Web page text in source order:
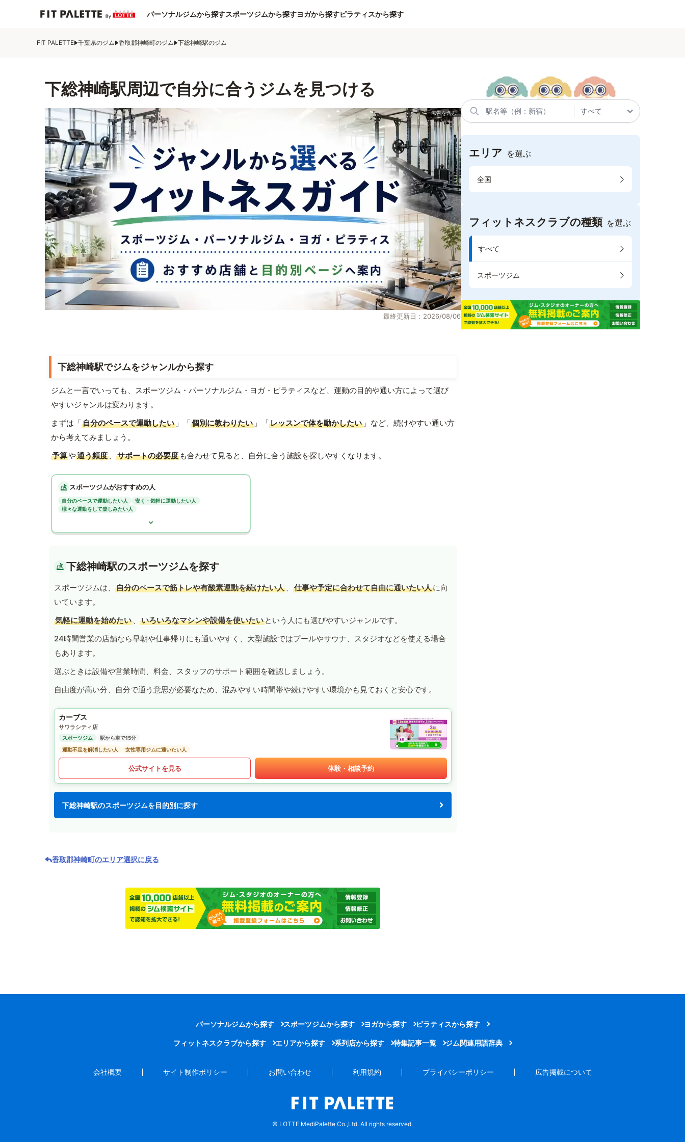
パーソナルジムから探すスポーツジムから探すヨガから探すピラティスから探す
FIT PALETTE 千葉県のジム 香取郡神崎町のジム 下総神崎駅のジム
下総神崎駅周辺で自分に合うジムを見つける
最終更新日：2026/08/06
下総神崎駅でジムをジャンルから探す
ジムと一言でいっても、スポーツジム・パーソナルジム・ヨガ・ピラティスなど、運動の目的や通い方によって選び
やすいジャンルは変わります。
まずは「自分のペースで運動したい 」「個別に教わりたい 」「レッスンで体を動かしたい 」など、続けやすい通い方
から考えてみましょう。
予算や通う頻度 、 サポートの必要度 も合わせて見ると、自分に合う施設を探しやすくなります。
スポーツジムがおすすめの人
自分のペースで運動したい人
安く・気軽に運動したい人
様々な運動をして楽しみたい人
下総神崎駅のスポーツジムを探す
スポーツジムは、 自分のペースで筋トレや有酸素運動を続けたい人 、 仕事や予定に合わせて自由に通いたい人に向
いています。
気軽に運動を始めたい 、 いろいろなマシンや設備を使いたい という人にも選びやすいジャンルです。
24時間営業の店舗なら早朝や仕事帰りにも通いやすく、大型施設ではプールやサウナ、スタジオなどを使える場合
もあります。
選ぶときは設備や営業時間、料金、スタッフのサポート範囲を確認しましょう。
自由度が高い分、自分で通う意思が必要なため、混みやすい時間帯や続けやすい環境かも見ておくと安心です。
カーブス
サワラシティ店
スポーツジム
駅から車で15分
運動不足を解消したい人
女性専用ジムに通いたい人
公式サイトを見る 体験・相談予約
下総神崎駅のスポーツジムを目的別に探す
香取郡神崎町のエリア選択に戻る
エリア を選ぶ
全国
フィットネスクラブの種類 を選ぶ
すべて
スポーツジム
パーソナルジムから探す スポーツジムから探す ヨガから探す ピラティスから探す
フィットネスクラブから探す エリアから探す 系列店から探す 特集記事一覧 ジム関連用語辞典
会社概要 サイト制作ポリシー お問い合わせ 利用規約 プライバシーポリシー 広告掲載について
© LOTTE MediPalette Co.,Ltd. All rights reserved.